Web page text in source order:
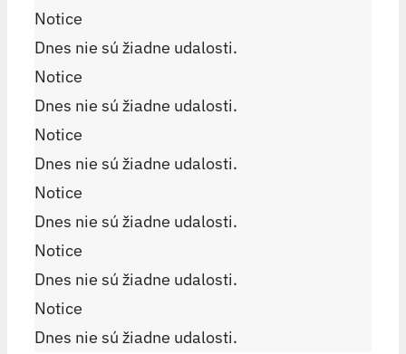
Notice
Dnes nie sú žiadne udalosti.
Notice
Dnes nie sú žiadne udalosti.
Notice
Dnes nie sú žiadne udalosti.
Notice
Dnes nie sú žiadne udalosti.
Notice
Dnes nie sú žiadne udalosti.
Notice
Dnes nie sú žiadne udalosti.